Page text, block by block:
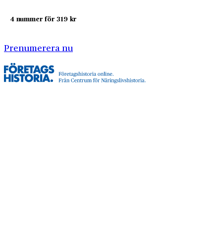
4 nummer för 319 kr
Prenumerera nu